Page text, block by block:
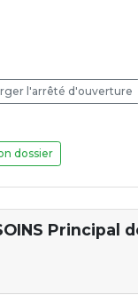
l'arrêté d'ouverture
dossier
Principal